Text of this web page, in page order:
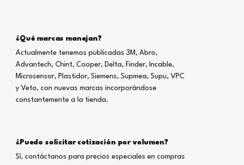
¿Qué marcas manejan?
Actualmente tenemos publicadas 3M, Abro,
Advantech, Chint, Cooper, Delta, Finder, Incable,
Microsensor, Plastidor, Siemens, Supmea, Supu, VPC
y Veto, con nuevas marcas incorporándose
constantemente a la tienda.
¿Puedo solicitar cotización por volumen?
Sí, contáctanos para precios especiales en compras